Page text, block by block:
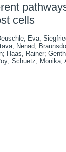
cells
Eva;
Nenad;
; Haas, Rainer;
; Schuetz, Monika;